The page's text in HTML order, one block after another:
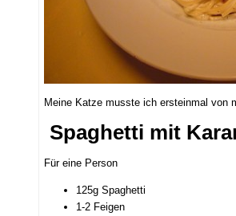
Meine Katze musste ich ersteinmal von
Spaghetti mit
Für eine Person
125g Spaghetti
1-2 Feigen